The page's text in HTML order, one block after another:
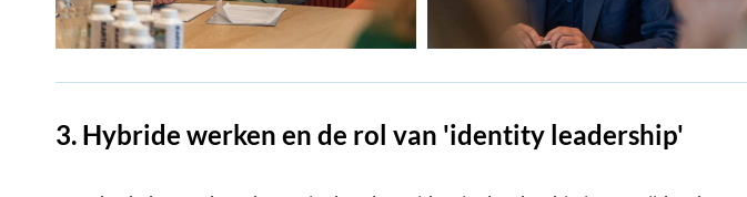
3. Hybride werken en de rol van 'identity leadership'